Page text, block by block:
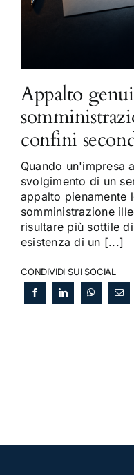
Appalto
confini
Quando un'impresa
svolgimento di un
appalto pienamente
somministrazione
risultare più sottile
esistenza di un [...]
CONDIVIDI SUI SOCIAL